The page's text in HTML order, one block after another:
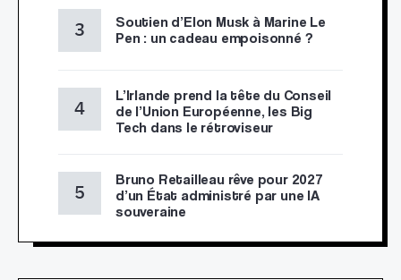
Soutien d’Elon Musk à Marine Le
Pen : un cadeau empoisonné ?
L’Irlande prend la tête du Conseil
de l’Union Européenne, les Big
Tech dans le rétroviseur
Bruno Retailleau rêve pour 2027
d’un État administré par une IA
souveraine